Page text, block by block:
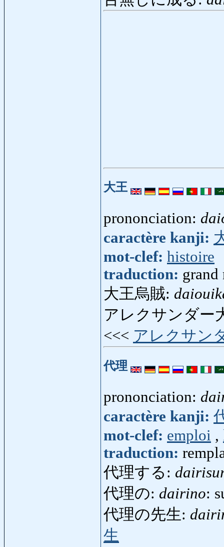
大王
prononciation:
caractère kanji:
mot-clef: histoire
traduction: grand
大王烏賊:
アレクサンダー
<<< アレクサン
代理
prononciation:
caractère kanji:
mot-clef: emploi ,
traduction:
代理する:
代理の: dairino:
代理の先生:
生